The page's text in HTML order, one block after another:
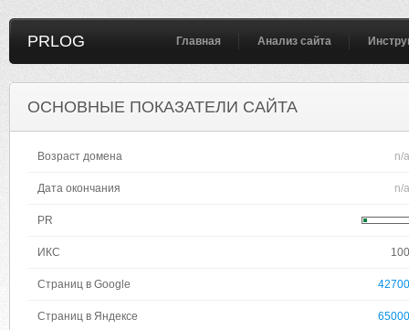
PRLOG Главная Анализ сайта
ОСНОВНЫЕ ПОКАЗАТЕЛИ САЙТА
Возраст домена n/a
Дата окончания n/a
PR
ИКС 100
Страниц в Google 42700
Страниц в Яндексе 65000